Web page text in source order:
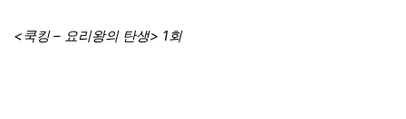
<쿡킹 – 요리왕의 탄생> 1회